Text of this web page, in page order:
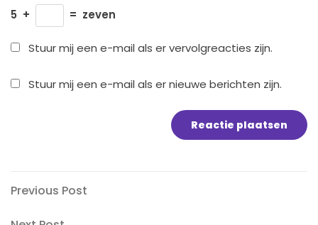
5 + = zeven
Stuur mij een e-mail als er vervolgreacties zijn.
Stuur mij een e-mail als er nieuwe berichten zijn.
Bericht
Previous
Previous Post